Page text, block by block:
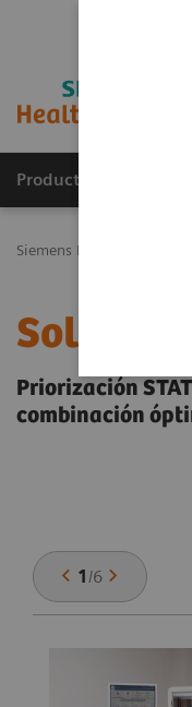
Productos y servicios
Siemens Healthineers
Solución
Priorización
combinación
1/6